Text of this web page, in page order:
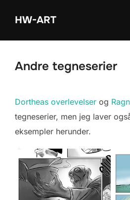
HW-ART
Andre tegneserier
Dortheas overlevelser og
tegneserier, men jeg laver
eksempler herunder.